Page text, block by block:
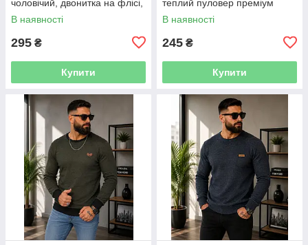
чоловічий, двонитка на флісі,
кофта без капюшона M-XXL
В наявності
295 ₴
Купити
теплий пуловер преміум
якості, повсякденний светр
M-XXL
В наявності
245 ₴
Купити